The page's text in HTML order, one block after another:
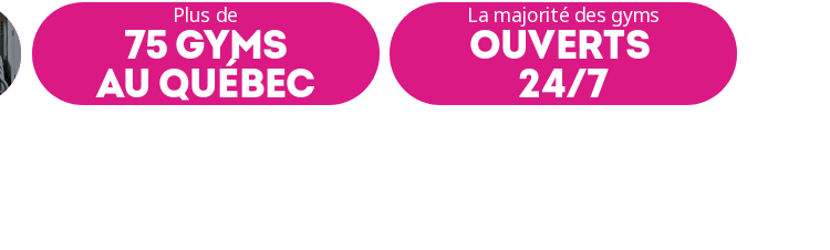
Plus de
75 GYMS
AU QUÉBEC
La majorité des gyms
OUVERTS
24/7